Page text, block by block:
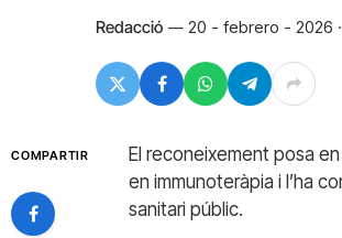
Redacció 20 - febrero - 2026
COMPARTIR
El reconeixement posa
en immunoteràpia i l’ha
sanitari públic.